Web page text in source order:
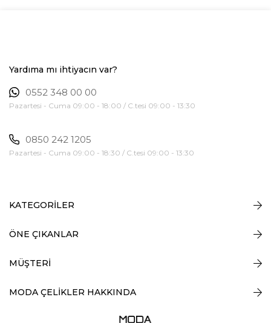
Yardıma mı ihtiyacın var?
0552 348 00 00
Pazartesi - Cuma 09:00 - 18:00 / C.tesi 09:00 - 13:30
0850 242 1205
Pazartesi - Cuma 09:00 - 18:30 / C.tesi 09:00 - 13:30
KATEGORİLER
ÖNE ÇIKANLAR
MÜŞTERİ
MODA ÇELİKLER HAKKINDA